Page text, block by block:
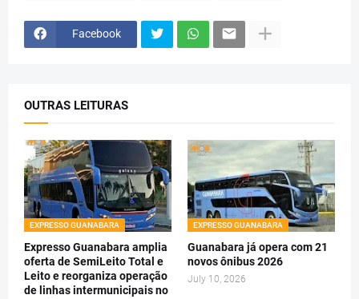
Facebook
OUTRAS LEITURAS
EXPRESSO GUANABARA
Expresso Guanabara amplia
oferta de SemiLeito Total e
Leito e reorganiza operação
de linhas intermunicipais no
EXPRESSO GUANABARA
Guanabara já opera com 21
novos ônibus 2026
July 10, 2026